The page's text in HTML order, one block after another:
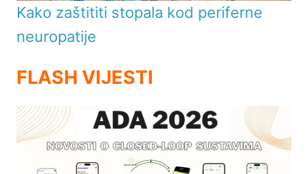
Kako zaštititi stopala kod periferne
neuropatije
FLASH VIJESTI